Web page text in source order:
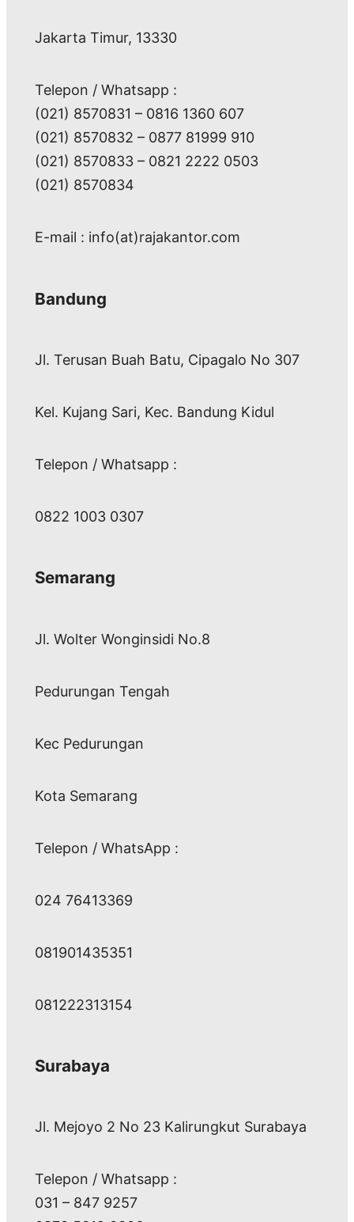
Jakarta Timur, 13330
Telepon / Whatsapp :
(021) 8570831 – 0816 1360 607
(021) 8570832 – 0877 81999 910
(021) 8570833 – 0821 2222 0503
(021) 8570834
E-mail : info(at)rajakantor.com
Bandung
Jl. Terusan Buah Batu, Cipagalo No 307
Kel. Kujang Sari, Kec. Bandung Kidul
Telepon / Whatsapp :
0822 1003 0307
Semarang
Jl. Wolter Wonginsidi No.8
Pedurungan Tengah
Kec Pedurungan
Kota Semarang
Telepon / WhatsApp :
024 76413369
081901435351
081222313154
Surabaya
Jl. Mejoyo 2 No 23 Kalirungkut Surabaya
Telepon / Whatsapp :
031 – 847 9257